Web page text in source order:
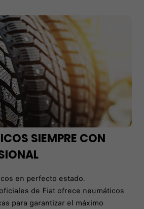
SIEMPRE CON
en perfecto estado.
de Fiat ofrece neumáticos
para garantizar el máximo